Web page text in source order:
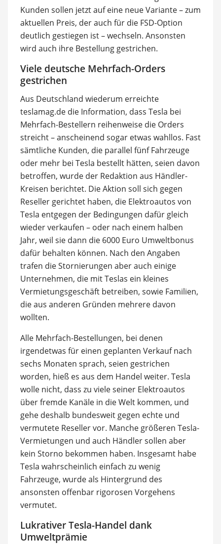
Kunden sollen jetzt auf eine neue Variante – zum
aktuellen Preis, der auch für die FSD-Option
deutlich gestiegen ist – wechseln. Ansonsten
wird auch ihre Bestellung gestrichen.
Viele deutsche Mehrfach-Orders
gestrichen
Aus Deutschland wiederum erreichte
teslamag.de die Information, dass Tesla bei
Mehrfach-Bestellern reihenweise die Orders
streicht – anscheinend sogar etwas wahllos. Fast
sämtliche Kunden, die parallel fünf Fahrzeuge
oder mehr bei Tesla bestellt hätten, seien davon
betroffen, wurde der Redaktion aus Händler-
Kreisen berichtet. Die Aktion soll sich gegen
Reseller gerichtet haben, die Elektroautos von
Tesla entgegen der Bedingungen dafür gleich
wieder verkaufen – oder nach einem halben
Jahr, weil sie dann die 6000 Euro Umweltbonus
dafür behalten können. Nach den Angaben
trafen die Stornierungen aber auch einige
Unternehmen, die mit Teslas ein kleines
Vermietungsgeschäft betreiben, sowie Familien,
die aus anderen Gründen mehrere davon
wollten.
Alle Mehrfach-Bestellungen, bei denen
irgendetwas für einen geplanten Verkauf nach
sechs Monaten sprach, seien gestrichen
worden, hieß es aus dem Handel weiter. Tesla
wolle nicht, dass zu viele seiner Elektroautos
über fremde Kanäle in die Welt kommen, und
gehe deshalb bundesweit gegen echte und
vermutete Reseller vor. Manche größeren Tesla-
Vermietungen und auch Händler sollen aber
kein Storno bekommen haben. Insgesamt habe
Tesla wahrscheinlich einfach zu wenig
Fahrzeuge, wurde als Hintergrund des
ansonsten offenbar rigorosen Vorgehens
vermutet.
Lukrativer Tesla-Handel dank
Umweltprämie